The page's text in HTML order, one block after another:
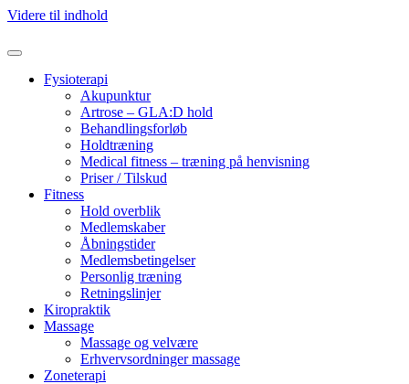
Videre til indhold
Fysioterapi
Akupunktur
Artrose – GLA:D hold
Behandlingsforløb
Holdtræning
Medical fitness – træning på henvisning
Priser / Tilskud
Fitness
Hold overblik
Medlemskaber
Åbningstider
Medlemsbetingelser
Personlig træning
Retningslinjer
Kiropraktik
Massage
Massage og velvære
Erhvervsordninger massage
Zoneterapi